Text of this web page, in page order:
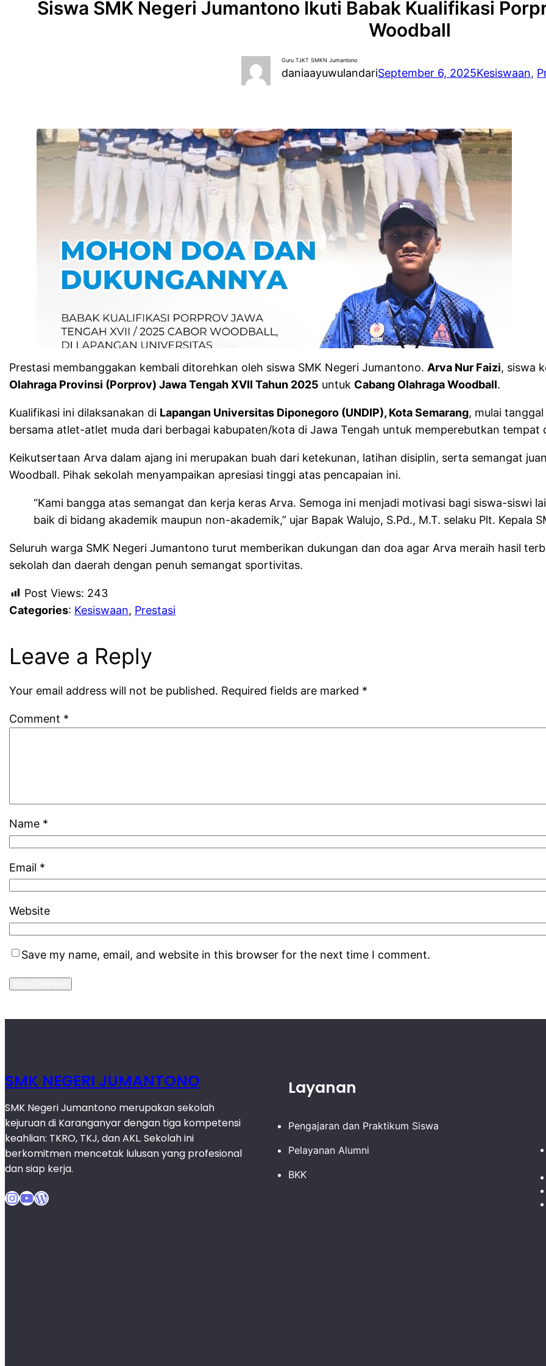
Siswa SMK Negeri Jumantono Ikuti Babak Kualifikasi
Woodball
Guru TJKT SMKN Jumantono
daniaayuwulandariSeptember 6, 2025Kesiswaan,
Prestasi membanggakan kembali ditorehkan oleh siswa SMK Negeri Jumantono. Arva Nur Faizi, siswa
Olahraga Provinsi (Porprov) Jawa Tengah XVII Tahun 2025 untuk Cabang Olahraga Woodball.
Kualifikasi ini dilaksanakan di Lapangan Universitas Diponegoro (UNDIP), Kota Semarang, mulai tanggal
bersama atlet-atlet muda dari berbagai kabupaten/kota di Jawa Tengah untuk memperebutkan tempat
Keikutsertaan Arva dalam ajang ini merupakan buah dari ketekunan, latihan disiplin, serta semangat
Woodball. Pihak sekolah menyampaikan apresiasi tinggi atas pencapaian ini.
“Kami bangga atas semangat dan kerja keras Arva. Semoga ini menjadi motivasi bagi siswa-siswi
baik di bidang akademik maupun non-akademik,” ujar Bapak Walujo, S.Pd., M.T. selaku Plt. Kepala
Seluruh warga SMK Negeri Jumantono turut memberikan dukungan dan doa agar Arva meraih hasil
sekolah dan daerah dengan penuh semangat sportivitas.
Post Views: 243
Categories: Kesiswaan, Prestasi
Leave a Reply
Your email address will not be published. Required fields are marked *
Comment *
Name *
Email *
Website
Save my name, email, and website in this browser for the next time I comment.
SMK NEGERI JUMANTONO
SMK Negeri Jumantono merupakan sekolah
kejuruan di Karanganyar dengan tiga kompetensi
keahlian: TKRO, TKJ, dan AKL. Sekolah ini
berkomitmen mencetak lulusan yang profesional
dan siap kerja.
InstagramYouTube WordPress
Layanan
Pengajaran dan Praktikum Siswa
Pelayanan Alumni
BKK